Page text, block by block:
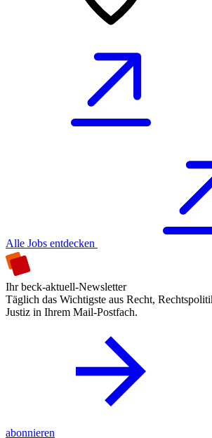
Alle Jobs entdecken
Ihr beck-aktuell-Newsletter
Täglich das Wichtigste aus Recht,
Justiz in Ihrem Mail-Postfach.
abonnieren